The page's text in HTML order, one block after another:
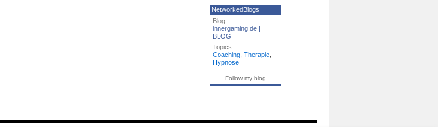
NetworkedBlogs
Blog:
innergaming.de |
BLOG
Topics:
Coaching Therapie
Hypnose
Follow my blog